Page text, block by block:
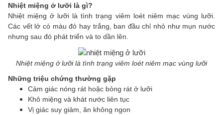
Nhiệt miệng ở lưỡi là gì?
Nhiệt miệng ở lưỡi là tình trạng viêm loét niêm mạc vùng lưỡi.
Các vết lở có màu đỏ hay trắng, ban đầu chỉ nhỏ như mụn nước
nhưng sau đó phát triển và to dần lên.
Nhiệt miệng ở lưỡi là tình trạng viêm loét niêm mạc vùng lưỡi
Những triệu chứng thường gặp
Cảm giác nóng rát hoặc bỏng rát ở lưỡi
Khô miệng và khát nước liên tục
Vị giác suy giảm, ăn không ngon